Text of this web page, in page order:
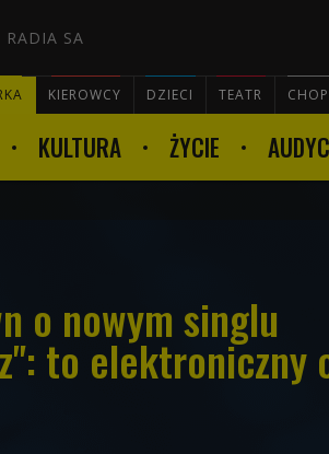
RADIA SA
KIEROWCY DZIECI TEATR
KULTURA ŻYCIE
o nowym singlu
to elektroniczny